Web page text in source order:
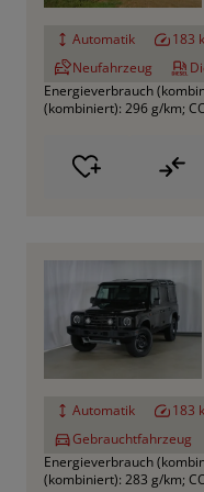
Automatik 183
Neufahrzeug
Energieverbrauch
(kombiniert): 296 g/km;
Automatik 183
Gebrauchtfahrzeug
Energieverbrauch
(kombiniert): 283 g/km;